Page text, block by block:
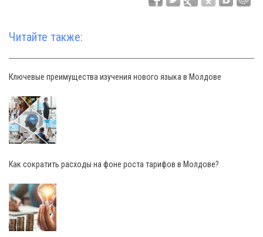
Читайте также:
Ключевые преимущества изучения нового языка в Молдове
Как сократить расходы на фоне роста тарифов в Молдове?